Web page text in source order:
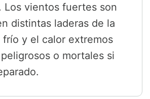
Los vientos fuertes son
distintas laderas de la
frío y el calor extremos
o mortales si